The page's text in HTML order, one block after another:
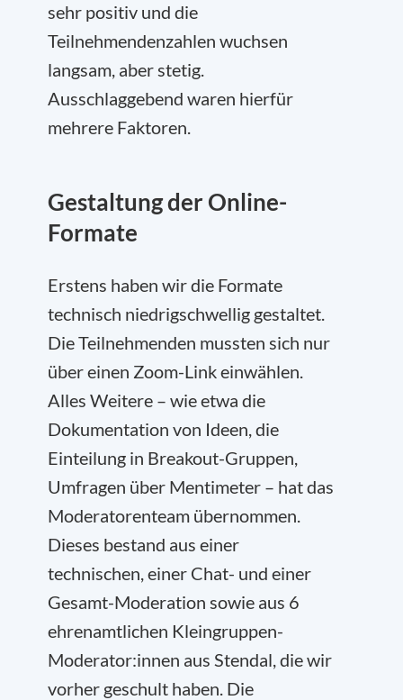
sehr positiv und die
Teilnehmendenzahlen wuchsen
langsam, aber stetig.
Ausschlaggebend waren hierfür
mehrere Faktoren.
Gestaltung der Online-
Formate
Erstens haben wir die Formate
technisch niedrigschwellig gestaltet.
Die Teilnehmenden mussten sich nur
über einen Zoom-Link einwählen.
Alles Weitere – wie etwa die
Dokumentation von Ideen, die
Einteilung in Breakout-Gruppen,
Umfragen über Mentimeter – hat das
Moderatorenteam übernommen.
Dieses bestand aus einer
technischen, einer Chat- und einer
Gesamt-Moderation sowie aus 6
ehrenamtlichen Kleingruppen-
Moderator:innen aus Stendal, die wir
vorher geschult haben. Die